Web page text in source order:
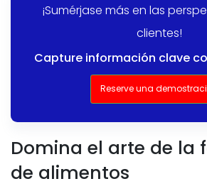
¡Sumérjase más en las
clientes!
Capture información clave
Reserve una
Domina el arte de la
de alimentos